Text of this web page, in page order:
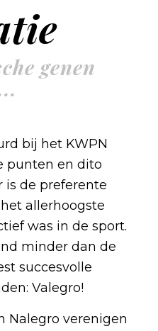
genen
bij het KWPN
punten en dito
is de preferente
allerhoogste
was in de sport.
minder dan de
succesvolle
Valegro!
Nalegro verenigen